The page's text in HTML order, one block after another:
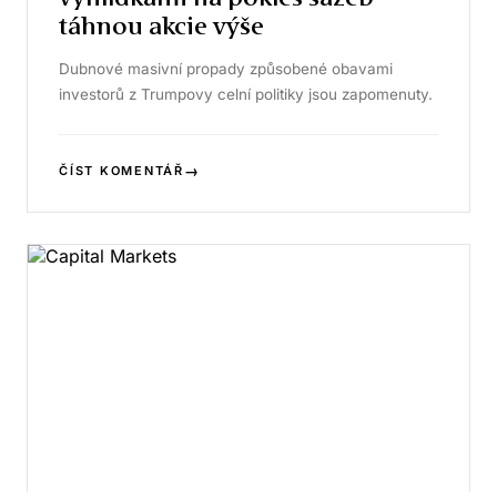
táhnou akcie výše
Dubnové masivní propady způsobené obavami
investorů z Trumpovy celní politiky jsou zapomenuty.
ČÍST KOMENTÁŘ →